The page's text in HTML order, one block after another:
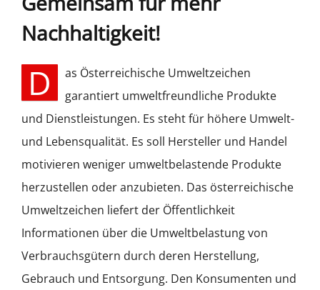
Nachhaltigkeit!
D
as Österreichische Umweltzeichen
garantiert umweltfreundliche Produkte
und Dienstleistungen. Es steht für höhere Umwelt-
und Lebensqualität. Es soll Hersteller und Handel
motivieren weniger umweltbelastende Produkte
herzustellen oder anzubieten. Das österreichische
Umweltzeichen liefert der Öffentlichkeit
Informationen über die Umweltbelastung von
Verbrauchsgütern durch deren Herstellung,
Gebrauch und Entsorgung. Den Konsumenten und